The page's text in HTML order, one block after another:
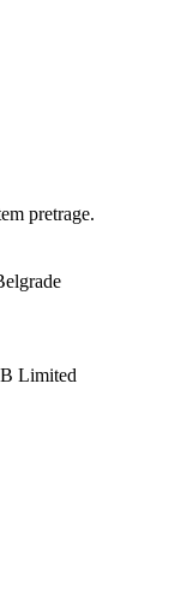
pretrage.
Limited